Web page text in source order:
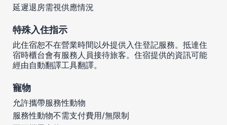
延遲退房需視供應情況
特殊入住指示
此住宿恕不在營業時間以外提供入住登記服務。抵達住
宿時櫃台會有服務人員接待旅客。住宿提供的資訊可能
經由自動翻譯工具翻譯。
寵物
允許攜帶服務性動物
服務性動物不需支付費用/無限制